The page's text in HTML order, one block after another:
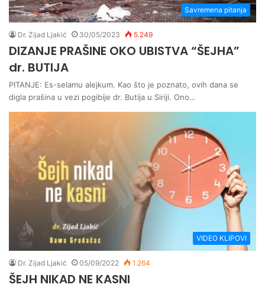
Savremena pitanja
Dr. Zijad Ljakić 30/05/2023 5.249
DIZANJE PRAŠINE OKO UBISTVA “ŠEJHA”
dr. BUTIJA
PITANJE: Es-selamu alejkum. Kao što je poznato, ovih dana se
digla prašina u vezi pogibije dr. Butija u Siriji. Ono…
VIDEO KLIPOVI
Dr. Zijad Ljakić 05/09/2022 1.264
ŠEJH NIKAD NE KASNI